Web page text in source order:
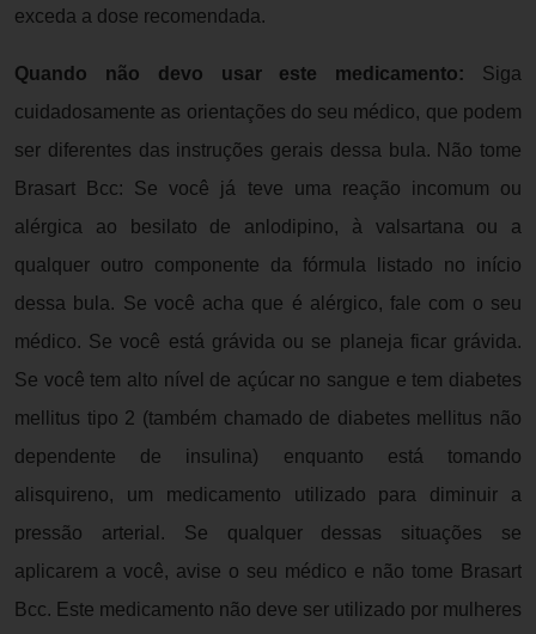
exceda a dose recomendada.
Quando não devo usar este medicamento: Siga
cuidadosamente as orientações do seu médico, que podem
ser diferentes das instruções gerais dessa bula. Não tome
Brasart Bcc: Se você já teve uma reação incomum ou
alérgica ao besilato de anlodipino, à valsartana ou a
qualquer outro componente da fórmula listado no início
dessa bula. Se você acha que é alérgico, fale com o seu
médico. Se você está grávida ou se planeja ficar grávida.
Se você tem alto nível de açúcar no sangue e tem diabetes
mellitus tipo 2 (também chamado de diabetes mellitus não
dependente de insulina) enquanto está tomando
alisquireno, um medicamento utilizado para diminuir a
pressão arterial. Se qualquer dessas situações se
aplicarem a você, avise o seu médico e não tome Brasart
Bcc. Este medicamento não deve ser utilizado por mulheres